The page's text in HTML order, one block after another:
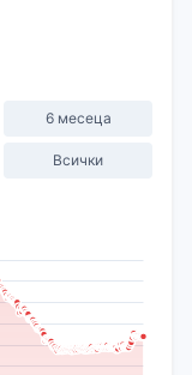
6 месеца
Всички